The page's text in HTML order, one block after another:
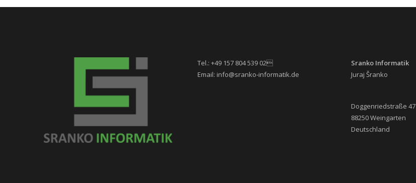
Tel.: +49 157 804 539 02
Email: info@sranko-informatik.de
Sranko Informatik
Juraj Šranko
Doggenriedstraße 47
88250 Weingarten
Deutschland